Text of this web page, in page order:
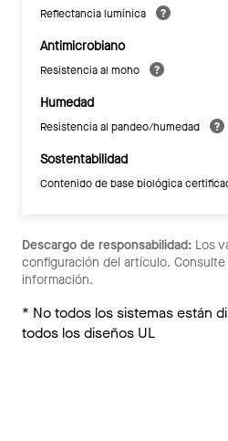
Reflectancia lumínica
Antimicrobiano
Resistencia al moho
Humedad
Resistencia al pandeo/humedad
Sostentabilidad
Contenido de base biológica
Descargo de responsabilidad: Los
configuración del artículo.
información.
* No todos los sistemas están
todos los diseños UL